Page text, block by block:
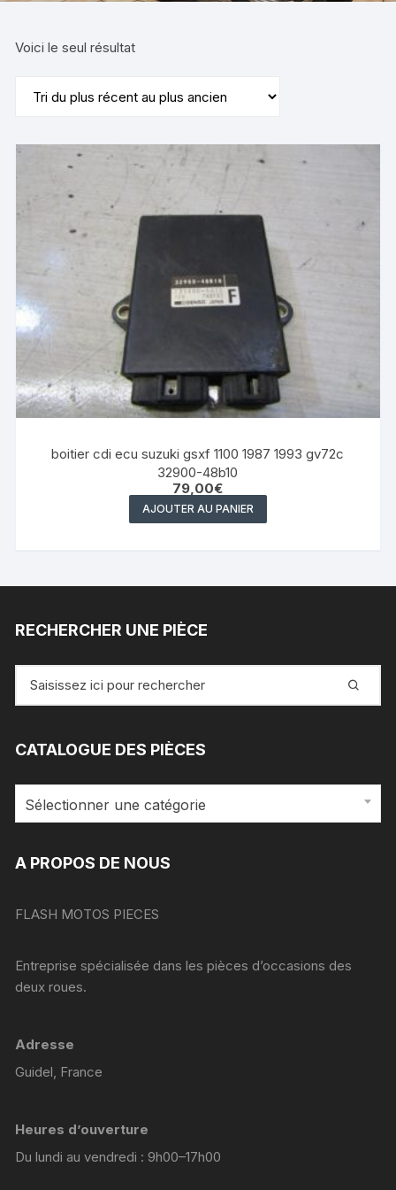
Voici le seul résultat
boitier cdi ecu suzuki gsxf 1100 1987 1993 gv72c
32900-48b10
79,00€
AJOUTER AU PANIER
RECHERCHER UNE PIÈCE
pour
CATALOGUE DES PIÈCES
Sélectionner une catégorie
A PROPOS DE NOUS
FLASH MOTOS PIECES
Entreprise spécialisée dans les pièces d’occasions des
deux roues.
Adresse
Guidel, France
Heures d’ouverture
Du lundi au vendredi : 9h00–17h00